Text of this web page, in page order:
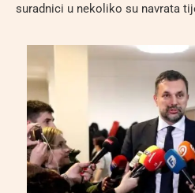
suradnici u nekoliko su navrata